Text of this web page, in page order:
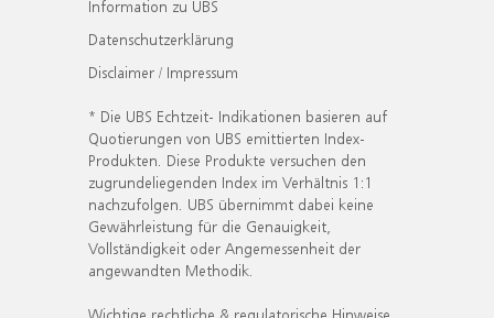
Information zu UBS
Datenschutzerklärung
Disclaimer / Impressum
* Die UBS Echtzeit- Indikationen basieren auf
Quotierungen von UBS emittierten Index-
Produkten. Diese Produkte versuchen den
zugrundeliegenden Index im Verhältnis 1:1
nachzufolgen. UBS übernimmt dabei keine
Gewährleistung für die Genauigkeit,
Vollständigkeit oder Angemessenheit der
angewandten Methodik.